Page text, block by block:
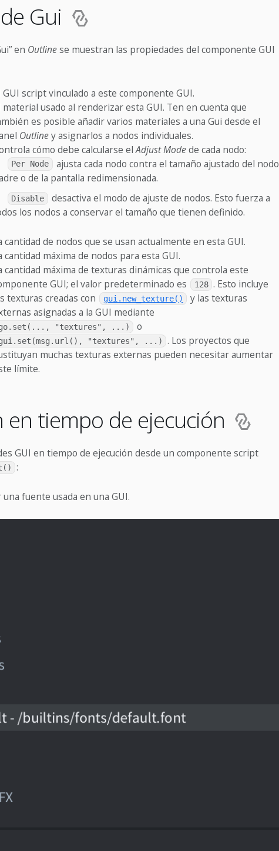
Gui
en Outlinese muestran las propiedades del componente GUI
GUI script vinculado a este componente GUI.
material usado al renderizar esta GUI. Ten en cuenta que
es posible añadir varios materiales a una Gui desde el
Outliney asignarlos a nodos individuales.
cómo debe calcularse elAdjust Modede cada nodo:
Per Node
ajusta cada nodo contra el tamaño ajustado del nodo
o de la pantalla redimensionada.
Disable
desactiva el modo de ajuste de nodos. Esto fuerza a
los nodos a conservar el tamaño que tienen definido.
cantidad de nodos que se usan actualmente en esta GUI.
cantidad máxima de nodos para esta GUI.
cantidad máxima de texturas dinámicas que controla este
GUI; el valor predeterminado es
128 . Esto incluye
texturas creadas con
gui.new_texture()
y las texturas
asignadas a la GUI mediante
"textures", ...) o
"textures", ...)
. Los proyectos que
muchas texturas externas pueden necesitar aumentar
límite.
en tiempo de ejecución
GUI en tiempo de ejecución desde un componente script
:
fuente usada en una GUI.